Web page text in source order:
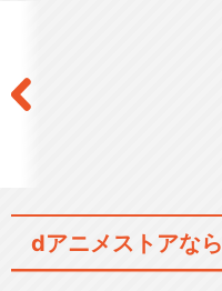
dアニメストアなら